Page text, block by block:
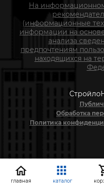
На
(информационные
информации на
анализа
предпочтениям
находящихся на
Обработка
Политика
главная каталог